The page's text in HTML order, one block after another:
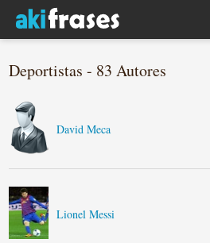
Deportistas - 83 Autores
David Meca
Lionel Messi